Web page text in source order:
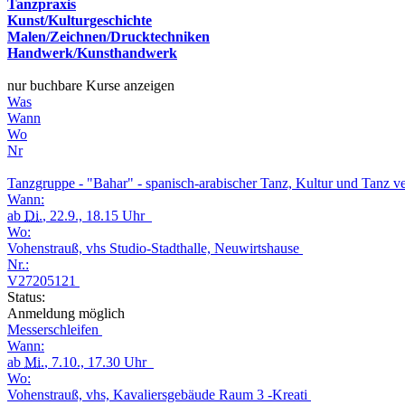
Tanzpraxis
Kunst/Kulturgeschichte
Malen/Zeichnen/Drucktechniken
Handwerk/Kunsthandwerk
nur buchbare Kurse anzeigen
Was
Wann
Wo
Nr
Tanzgruppe - "Bahar" - spanisch-arabischer Tanz, Kultur und Tanz
Wann:
ab Di., 22.9., 18.15 Uhr
Wo:
Vohenstrauß, vhs Studio-Stadthalle, Neuwirtshause
Nr.:
V27205121
Status:
Anmeldung möglich
Messerschleifen
Wann:
ab Mi., 7.10., 17.30 Uhr
Wo:
Vohenstrauß, vhs, Kavaliersgebäude Raum 3 -Kreati